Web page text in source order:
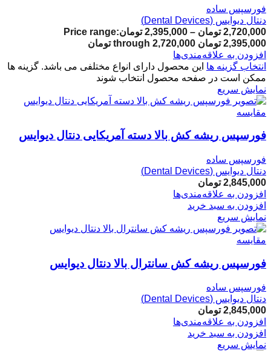
فورسپس ساده
دنتال دیوایس (Dental Devices)
2,720,000 تومان –
2,395,000 تومانPrice range:
2,395,000 تومان through 2,720,000 تومان
افزودن به علاقه‌مندی‌ها
انتخاب گزینه ها این محصول دارای انواع مختلفی می باشد. گزینه ها
ممکن است در صفحه محصول انتخاب شوند
نمایش سریع
مقایسه
فورسپس ریشه کش بالا دسته آمریکایی دنتال دیوایس
فورسپس ساده
دنتال دیوایس (Dental Devices)
2,845,000 تومان
افزودن به علاقه‌مندی‌ها
افزودن به سبد خرید
نمایش سریع
مقایسه
فورسپس ریشه کش سانترال بالا دنتال دیوایس
فورسپس ساده
دنتال دیوایس (Dental Devices)
2,845,000 تومان
افزودن به علاقه‌مندی‌ها
افزودن به سبد خرید
نمایش سریع